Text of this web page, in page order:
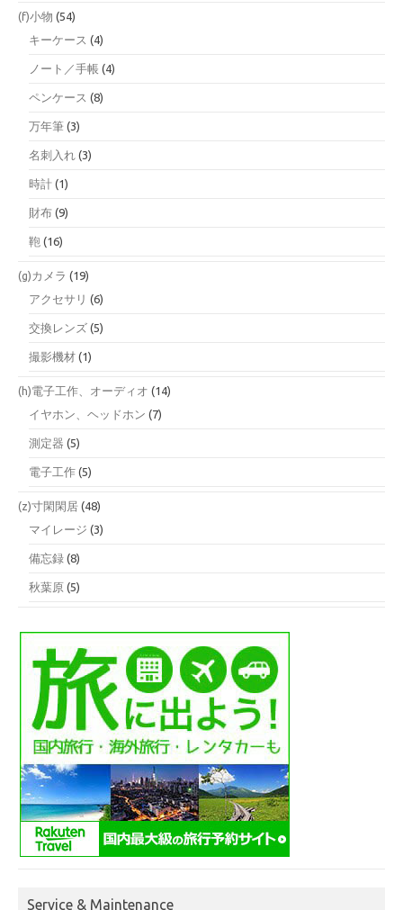
(f)小物 (54)
キーケース (4)
ノート／手帳 (4)
ペンケース (8)
万年筆 (3)
名刺入れ (3)
時計 (1)
財布 (9)
鞄 (16)
(g)カメラ (19)
アクセサリ (6)
交換レンズ (5)
撮影機材 (1)
(h)電子工作、オーディオ (14)
イヤホン、ヘッドホン (7)
測定器 (5)
電子工作 (5)
(z)寸閑閑居 (48)
マイレージ (3)
備忘録 (8)
秋葉原 (5)
Service & Maintenance